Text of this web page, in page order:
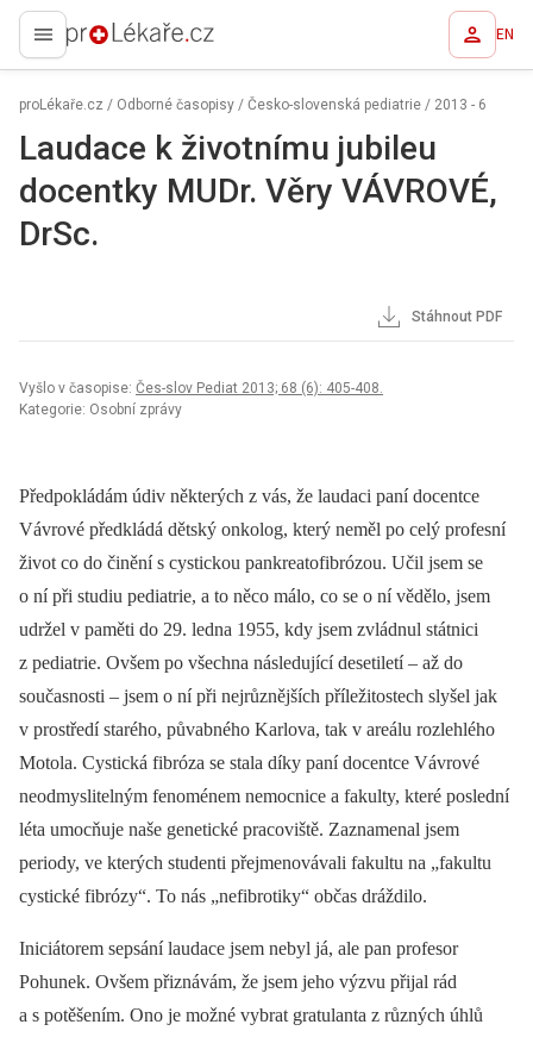
proLékaře.cz EN
proLékaře.cz / Odborné časopisy / Česko-slovenská pediatrie / 2013 - 6
Laudace k životnímu jubileu
docentky MUDr. Věry VÁVROVÉ,
DrSc.
Stáhnout PDF
Vyšlo v časopise: Čes-slov Pediat 2013; 68 (6): 405-408.
Kategorie: Osobní zprávy
Předpokládám údiv některých z vás, že laudaci paní docentce
Vávrové předkládá dětský onkolog, který neměl po celý profesní
život co do činění s cystickou pankreatofibrózou. Učil jsem se
o ní při studiu pediatrie, a to něco málo, co se o ní vědělo, jsem
udržel v paměti do 29. ledna 1955, kdy jsem zvládnul státnici
z pediatrie. Ovšem po všechna následující desetiletí –⁠ až do
současnosti –⁠ jsem o ní při nejrůznějších příležitostech slyšel jak
v prostředí starého, půvabného Karlova, tak v areálu rozlehlého
Motola. Cystická fibróza se stala díky paní docentce Vávrové
neodmyslitelným fenoménem nemocnice a fakulty, které poslední
léta umocňuje naše genetické pracoviště. Zaznamenal jsem
periody, ve kterých studenti přejmenovávali fakultu na „fakultu
cystické fibrózy“. To nás „nefibrotiky“ občas dráždilo.
Iniciátorem sepsání laudace jsem nebyl já, ale pan profesor
Pohunek. Ovšem přiznávám, že jsem jeho výzvu přijal rád
a s potěšením. Ono je možné vybrat gratulanta z různých úhlů